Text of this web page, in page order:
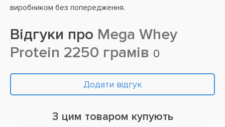
виробником без попередження.
Відгуки про Mega Whey
Protein 2250 грамів 0
Додати відгук
З цим товаром купують